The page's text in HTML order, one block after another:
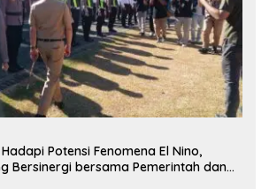
Potensi Fenomena El Nino,
Bersinergi bersama Pemerintah dan